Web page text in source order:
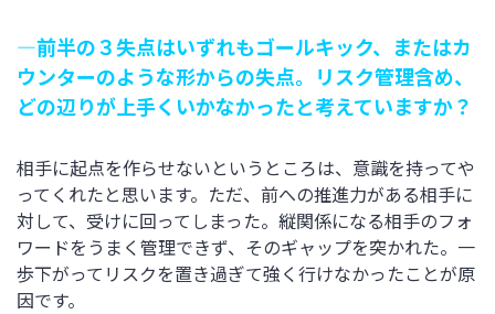
―前半の３失点はいずれもゴールキック、またはカ
ウンターのような形からの失点。リスク管理含め、
どの辺りが上手くいかなかったと考えていますか？
相手に起点を作らせないというところは、意識を持ってや
ってくれたと思います。ただ、前への推進力がある相手に
対して、受けに回ってしまった。縦関係になる相手のフォ
ワードをうまく管理できず、そのギャップを突かれた。一
歩下がってリスクを置き過ぎて強く行けなかったことが原
因です。